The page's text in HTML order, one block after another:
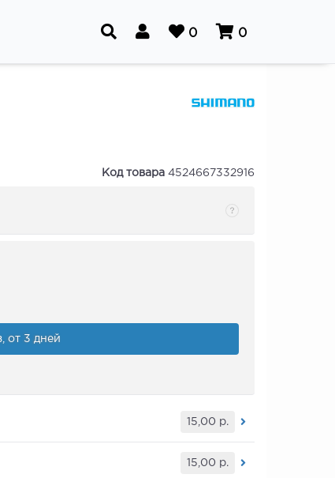
0 0
Код товара 4524667332916
от 3 дней
15,00 р.
15,00 р.